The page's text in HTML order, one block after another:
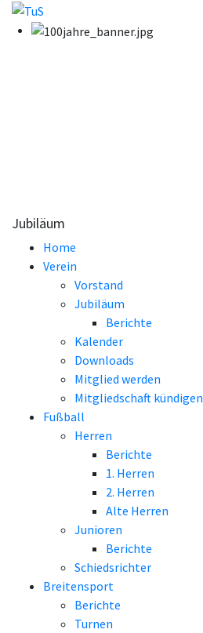
Jubiläum
Home
Verein
Vorstand
Jubiläum
Berichte
Kalender
Downloads
Mitglied werden
Mitgliedschaft kündigen
Fußball
Herren
Berichte
1. Herren
2. Herren
Alte Herren
Junioren
Berichte
Schiedsrichter
Breitensport
Berichte
Turnen